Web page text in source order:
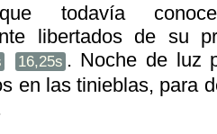
todavía
libertados de su
16,25s . Noche de luz
en las tinieblas, para